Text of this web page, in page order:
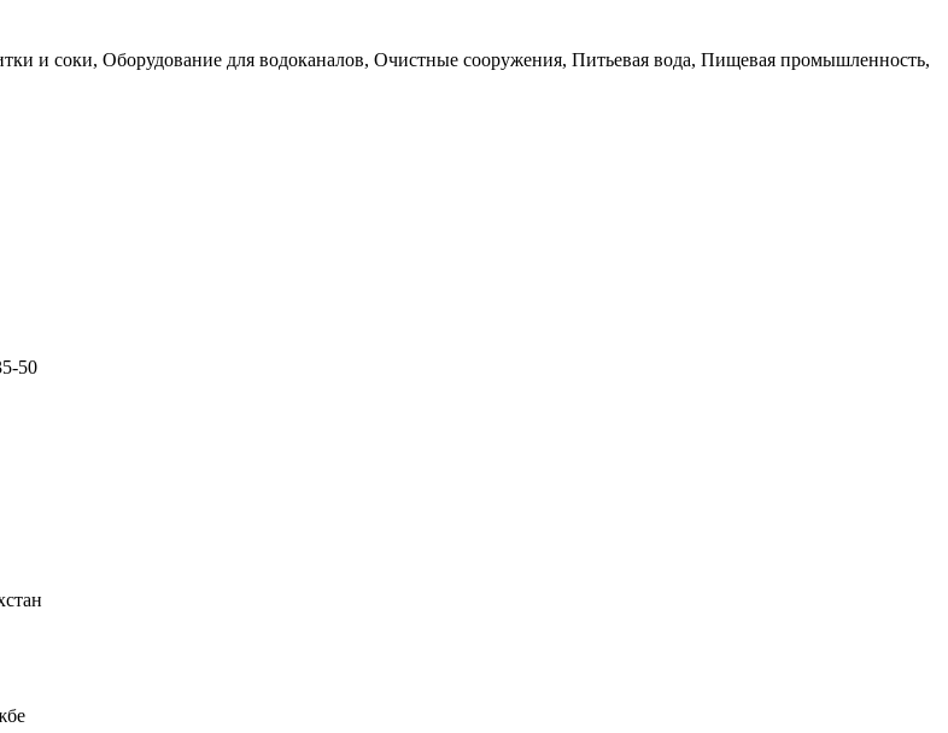
и соки, Оборудование для водоканалов, Очистные сооружения, Питьевая вода, Пищевая промышленность,
50